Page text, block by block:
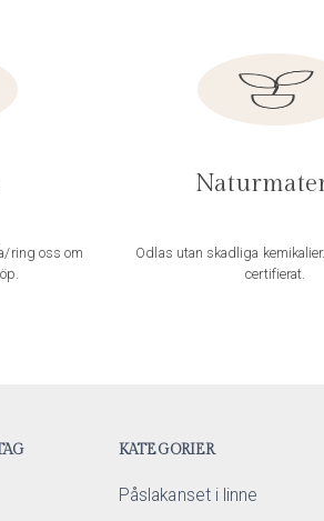
ring oss om
Odlas utan skadliga
certifierat.
KATEGORIER
Påslakanset i linne